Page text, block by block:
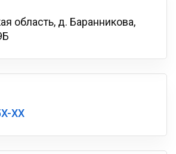
область, д. Баранникова,
XX